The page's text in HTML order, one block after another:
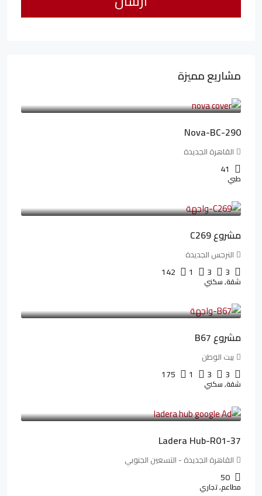
مشاريع مميزة
Nova-BC-290
القاهرة الجديدة
41
طبي
مشروع C269
النرجس الجديدة
3
3
1
142
شقة, سكني
مشروع B67
بيت الوطن
3
3
1
175
شقة, سكني
Ladera Hub-R01-37
القاهرة الجديدة - التسعين الجنوبي
50
مطاعم, تجاري